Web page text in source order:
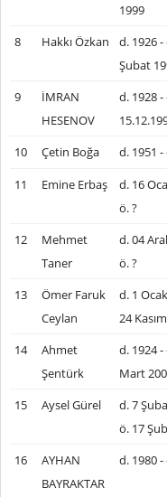
1999
8 Hakkı Özkan
d. 1926 -
Şubat
9
İMRAN
HESENOV
d. 1928 -
10 Çetin Boğa d. 1951 -
11 Emine Erbaş
d. 16
ö. ?
12
Mehmet
Taner
d. 04
ö. ?
13
Ömer Faruk
Ceylan
d. 1
24
14
Ahmet
Şentürk
d. 1924 -
Mart
15 Aysel Gürel
d. 7
ö. 17
16
AYHAN
BAYRAKTAR
d. 1980 -